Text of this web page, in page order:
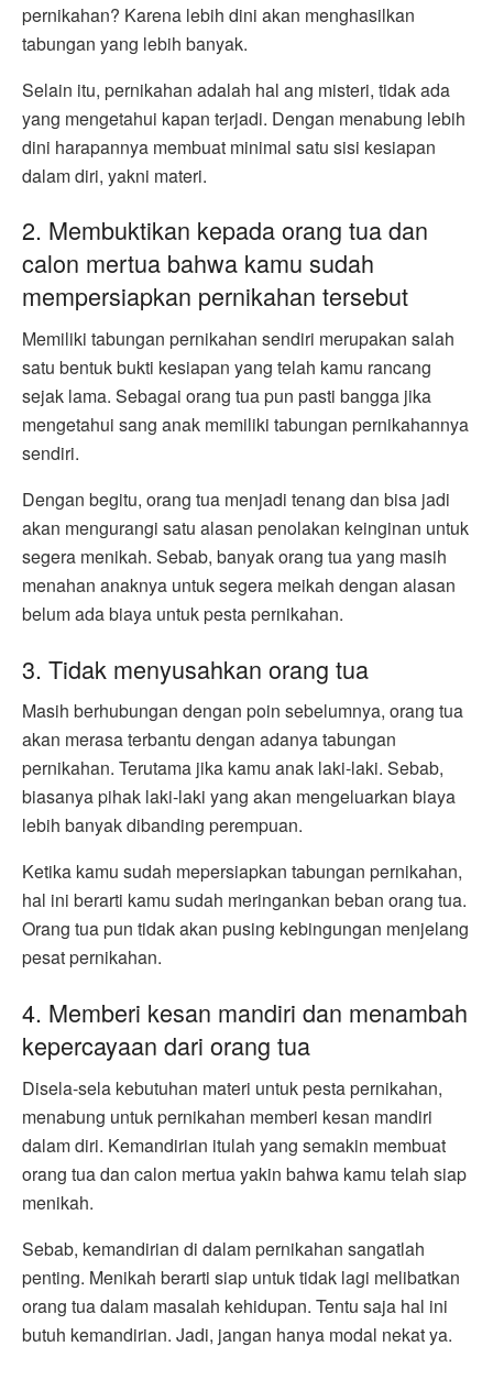
pernikahan? Karena lebih dini akan menghasilkan
tabungan yang lebih banyak.
Selain itu, pernikahan adalah hal ang misteri, tidak ada
yang mengetahui kapan terjadi. Dengan menabung lebih
dini harapannya membuat minimal satu sisi kesiapan
dalam diri, yakni materi.
2. Membuktikan kepada orang tua dan
calon mertua bahwa kamu sudah
mempersiapkan pernikahan tersebut
Memiliki tabungan pernikahan sendiri merupakan salah
satu bentuk bukti kesiapan yang telah kamu rancang
sejak lama. Sebagai orang tua pun pasti bangga jika
mengetahui sang anak memiliki tabungan pernikahannya
sendiri.
Dengan begitu, orang tua menjadi tenang dan bisa jadi
akan mengurangi satu alasan penolakan keinginan untuk
segera menikah. Sebab, banyak orang tua yang masih
menahan anaknya untuk segera meikah dengan alasan
belum ada biaya untuk pesta pernikahan.
3. Tidak menyusahkan orang tua
Masih berhubungan dengan poin sebelumnya, orang tua
akan merasa terbantu dengan adanya tabungan
pernikahan. Terutama jika kamu anak laki-laki. Sebab,
biasanya pihak laki-laki yang akan mengeluarkan biaya
lebih banyak dibanding perempuan.
Ketika kamu sudah mepersiapkan tabungan pernikahan,
hal ini berarti kamu sudah meringankan beban orang tua.
Orang tua pun tidak akan pusing kebingungan menjelang
pesat pernikahan.
4. Memberi kesan mandiri dan menambah
kepercayaan dari orang tua
Disela-sela kebutuhan materi untuk pesta pernikahan,
menabung untuk pernikahan memberi kesan mandiri
dalam diri. Kemandirian itulah yang semakin membuat
orang tua dan calon mertua yakin bahwa kamu telah siap
menikah.
Sebab, kemandirian di dalam pernikahan sangatlah
penting. Menikah berarti siap untuk tidak lagi melibatkan
orang tua dalam masalah kehidupan. Tentu saja hal ini
butuh kemandirian. Jadi, jangan hanya modal nekat ya.